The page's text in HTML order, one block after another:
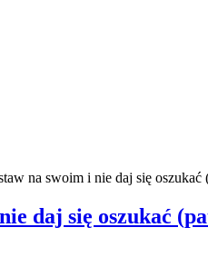
na swoim i nie daj się oszukać
daj się oszukać